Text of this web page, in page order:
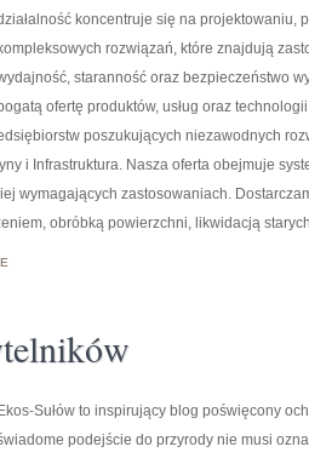
koncentruje się na projektowaniu,
kompleksowych rozwiązań, które znajdują
staranność oraz bezpieczeństwo
ofertę produktów, usług oraz
poszukujących niezawodnych
i Infrastruktura. Nasza oferta obejmuje
wymagających zastosowaniach.
obróbką powierzchni, likwidacją
Ekos-Sułów to inspirujący blog poświęcony
podejście do przyrody nie musi